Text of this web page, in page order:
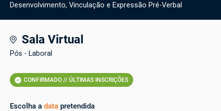
Desenvolvimento, Vinculação e Expressão Pré-Verbal
Sala Virtual
Pós - Laboral
CONFIRMADO // ÚLTIMAS INSCRIÇÕES
Escolha a data pretendida